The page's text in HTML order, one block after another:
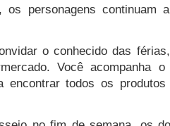
os personagens continuam
o conhecido das
Você acompanha
encontrar todos os